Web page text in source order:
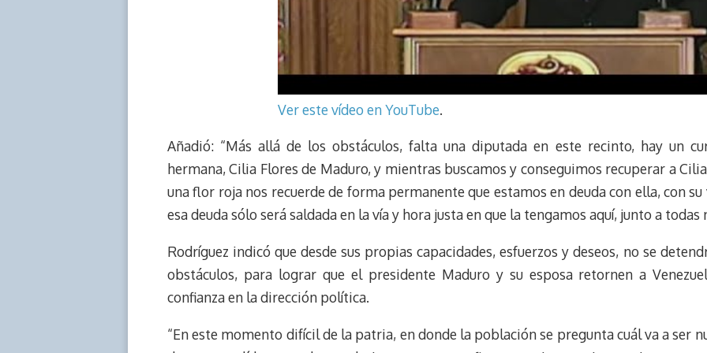
Ver este vídeo en YouTube.
Añadió: “Más allá de los obstáculos, falta una diputada en este recinto, hay un
hermana, Cilia Flores de Maduro, y mientras buscamos y conseguimos recuperar a
una flor roja nos recuerde de forma permanente que estamos en deuda con ella, con
esa deuda sólo será saldada en la vía y hora justa en que la tengamos aquí, junto a
Rodríguez indicó que desde sus propias capacidades, esfuerzos y deseos, no se
obstáculos, para lograr que el presidente Maduro y su esposa retornen a
confianza en la dirección política.
“En este momento difícil de la patria, en donde la población se pregunta cuál va a ser